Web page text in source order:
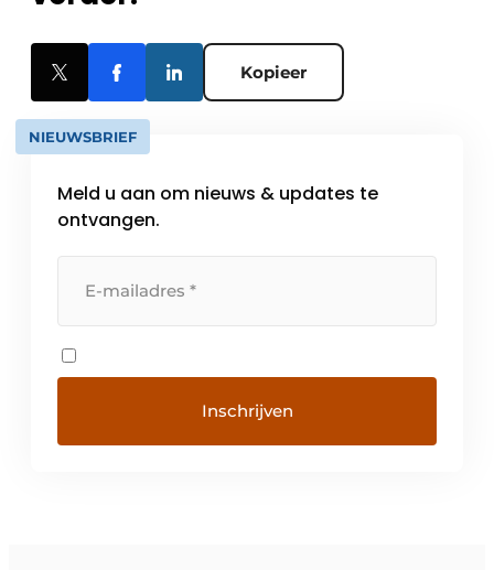
Kopieer
NIEUWSBRIEF
Meld u aan om nieuws & updates te
ontvangen.